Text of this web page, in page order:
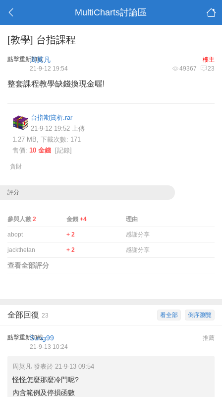
MultiCharts討論區
[教學] 台指課程
點擊重新加載 樓主
周莫凡
49367 23
21-9-12 19:54
整套課程教學缺錢換現金喔!
台指期賞析.rar
21-9-12 19:52 上傳
1.27 MB, 下載次數: 171
售價: 10 金錢 [記錄]
貪財
評分
參與人數 2 金錢+4 理由
abopt + 2 感謝分享
jackthetan + 2 感謝分享
查看全部評分
倒序瀏覽
看全部
全部回復 23
點擊重新加載 推薦
Sung99
21-9-13 10:24
周莫凡 發表於 21-9-13 09:54
怪怪怎麼那麼冷門呢?
內含範例及停損函數